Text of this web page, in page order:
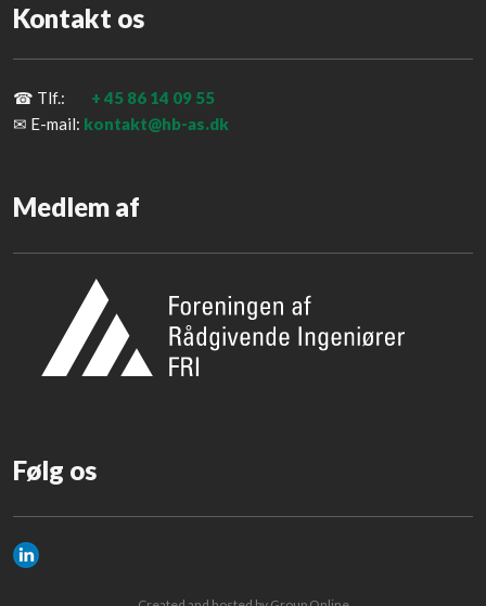
Kontakt os
☎ Tlf.: + 45 86 14 09 55
✉ E-mail: kontakt@hb-as.dk
Medlem af
​Følg os